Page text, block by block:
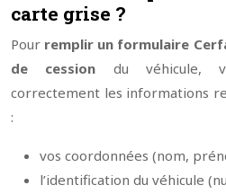
carte grise ?
Pour remplir un formulaire
de cession du véhicule,
correctement les informations
:
vos coordonnées (nom,
l’identification du véhicule